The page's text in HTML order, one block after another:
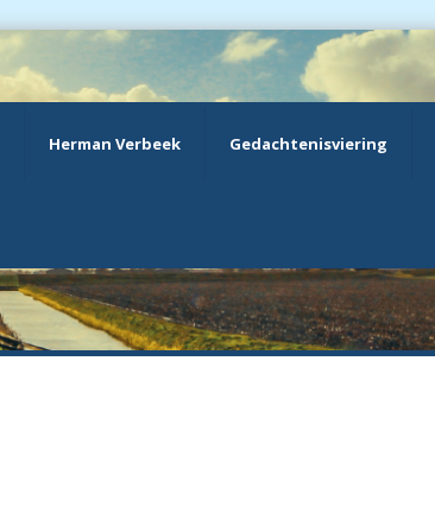
Herman Verbeek Gedachtenisviering